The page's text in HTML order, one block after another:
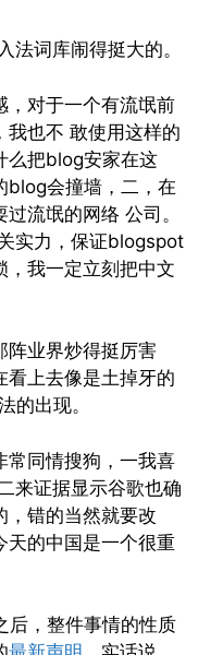
法词库闹得挺大的。
，对于一个有流氓前
我也不 敢使用这样的
么把blog安家在这
blog会撞墙，二，在
流氓的网络 公司。
实力，保证blogspot
，我一定立刻把中文
阵业界炒得挺厉害
看上去像是土掉牙的
的出现。
常同情搜狗，一我喜
来证据显示谷歌也确
，错的当然就要改
天的中国是一个很重
后，整件事情的性质